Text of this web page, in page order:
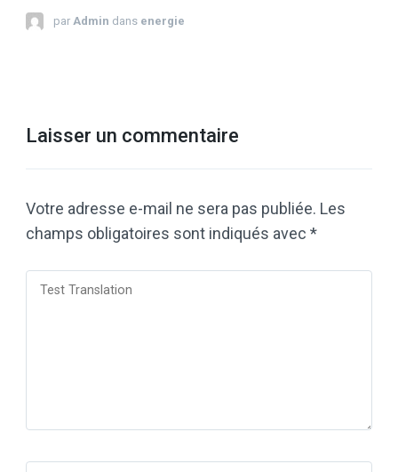
par Admin dans energie
Laisser un commentaire
Votre adresse e-mail ne sera pas publiée. Les
champs obligatoires sont indiqués avec *